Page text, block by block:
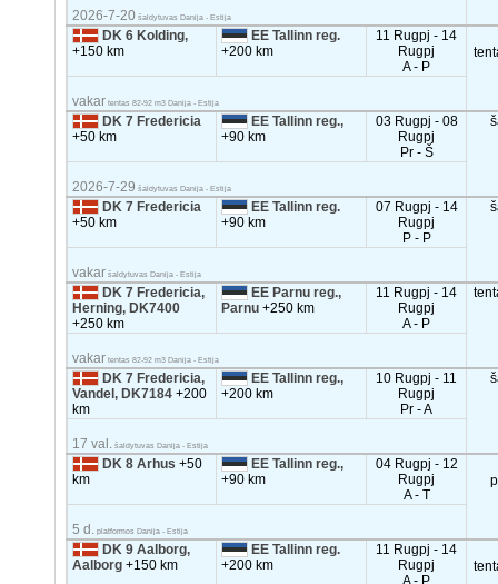
2026-7-20 šaldytuvas Danija - Estija
DK 6 Kolding,
+150 km
EE Tallinn reg.
+200 km
11 Rugpj - 14
Rugpj
A - P
vakar tentas 82-92 m3 Danija - Estija
DK 7 Fredericia
+50 km
EE Tallinn reg.,
+90 km
03 Rugpj - 08
Rugpj
Pr - Š
2026-7-29 šaldytuvas Danija - Estija
DK 7 Fredericia
+50 km
EE Tallinn reg.
+90 km
07 Rugpj - 14
Rugpj
P - P
vakar šaldytuvas Danija - Estija
DK 7 Fredericia,
Herning, DK7400
+250 km
EE Parnu reg.,
Parnu+250 km
11 Rugpj - 14
Rugpj
A - P
vakar tentas 82-92 m3 Danija - Estija
DK 7 Fredericia,
Vandel, DK7184+200
km
EE Tallinn reg.,
+200 km
10 Rugpj - 11
Rugpj
Pr - A
17 val. šaldytuvas Danija - Estija
DK 8 Arhus+50
km
EE Tallinn reg.,
+90 km
04 Rugpj - 12
Rugpj
A - T
5 d. platformos Danija - Estija
DK 9 Aalborg,
Aalborg+150 km
EE Tallinn reg.
+200 km
11 Rugpj - 14
Rugpj
A - P